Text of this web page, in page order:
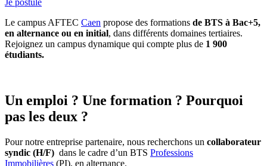
Je postule
Le campus AFTEC Caen propose des formations de BTS à Bac+5,
en alternance ou en initial, dans différents domaines tertiaires.
Rejoignez un campus dynamique qui compte plus de 1 900
étudiants.
Un emploi ? Une formation ? Pourquoi
pas les deux ?
Pour notre entreprise partenaire, nous recherchons un collaborateur
syndic (H/F) dans le cadre d’un BTS Professions
Immobilières (PI), en alternance.